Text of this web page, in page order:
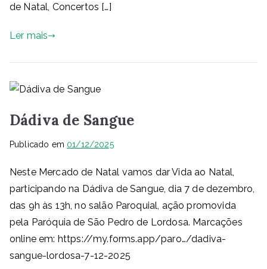
de Natal, Concertos […]
Ler mais
Dádiva de Sangue
Publicado em 01/12/2025
Neste Mercado de Natal vamos dar Vida ao Natal,
participando na Dádiva de Sangue, dia 7 de dezembro,
das 9h às 13h, no salão Paroquial, ação promovida
pela Paróquia de São Pedro de Lordosa. Marcações
online em: https://my.forms.app/paro…/dadiva-
sangue-lordosa-7-12-2025